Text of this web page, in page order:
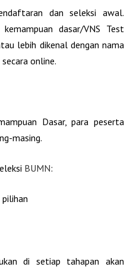
dan seleksi awal.
dasar/VNS Test
lebih dikenal dengan nama
online.
Dasar, para peserta
masing.
BUMN:
pilihan
di setiap tahapan akan